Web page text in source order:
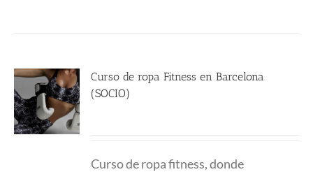
Curso de ropa Fitness en Barcelona
(SOCIO)
Curso de ropa fitness, donde